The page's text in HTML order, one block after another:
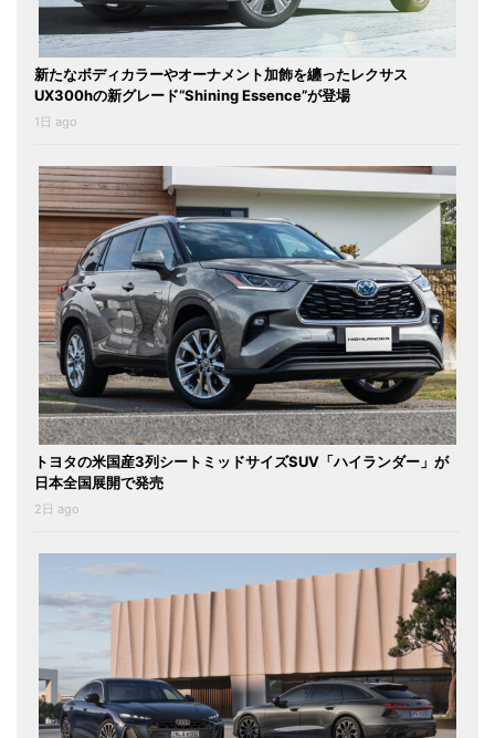
新たなボディカラーやオーナメント加飾を纏ったレクサス
UX300hの新グレード“Shining Essence”が登場
1日 ago
トヨタの米国産3列シートミッドサイズSUV「ハイランダー」が
日本全国展開で発売
2日 ago